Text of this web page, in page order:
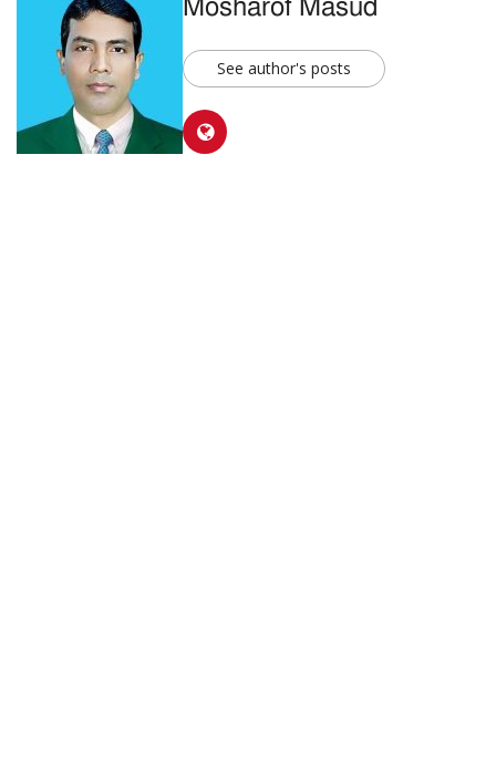
Mosharof Masud
See author's posts